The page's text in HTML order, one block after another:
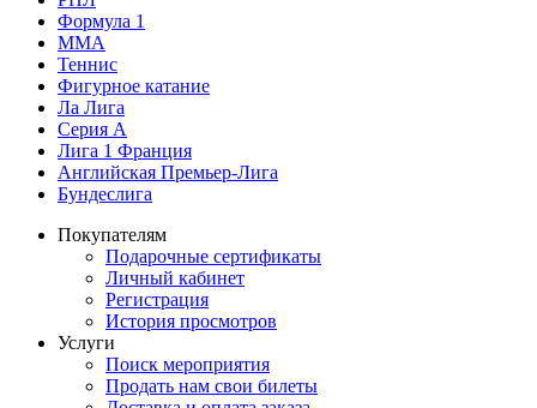
Формула 1
MMA
Теннис
Фигурное катание
Ла Лига
Серия А
Лига 1 Франция
Английская Премьер-Лига
Бундеслига
Покупателям
Подарочные сертификаты
Личный кабинет
Регистрация
История просмотров
Услуги
Поиск мероприятия
Продать нам свои билеты